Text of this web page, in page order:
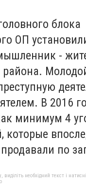
блока
ОП
-
района.
В 2016
минимум 4
которые
по
необхідний текст і